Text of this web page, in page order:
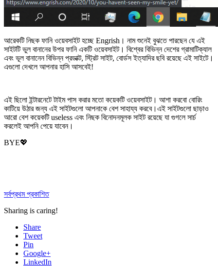
আরেকটি নিছক ফানি ওয়েবসাইট হচ্ছে Engrish। নাম শুনেই বুঝতে পারছেন যে এই
সাইটটি ভুল বানানের উপর ফানি একটি ওয়েবসাইট। বিশ্বের বিভিন্ন দেশের গ্রামাটিক্যাল
এবং ভূল বানানেন বিভিন্ন প্রডাক্ট, স্ট্রিট সাইট, বোর্ডস ইত্যাদির ছবি রয়েছে এই সাইটে।
এগুলো দেখলে আপনার হাসি আসবেই!
এই ছিলো ইন্টারনেটে টাইম পাস করার মতো কয়েকটি ওয়েবসাইট। আশা করবো বোরিং
কাটিয়ে উঠার জন্য এই সাইটগুলো আপনাকে বেশ সাহায্য করবে।এই সাইটগুলো ছাড়াও
আরো বেশ কয়েকটি useless এবং নিছক বিনোদনমূলক সাইট রয়েছে যা গুগলে সার্চ
করলেই আপনি পেয়ে যাবেন।
BYE💖
সর্বপ্রথম প্রকাশিত
Sharing is caring!
Share
Tweet
Pin
Google+
LinkedIn